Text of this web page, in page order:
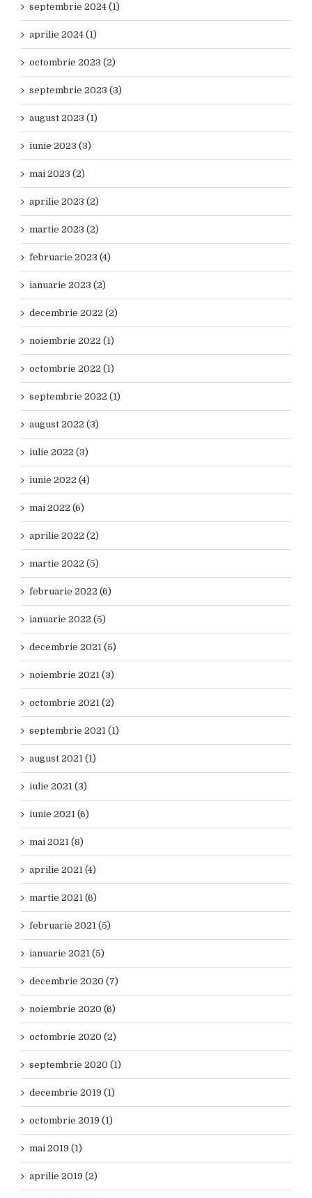
septembrie 2024 (1)
aprilie 2024 (1)
octombrie 2023 (2)
septembrie 2023 (3)
august 2023 (1)
iunie 2023 (3)
mai 2023 (2)
aprilie 2023 (2)
martie 2023 (2)
februarie 2023 (4)
ianuarie 2023 (2)
decembrie 2022 (2)
noiembrie 2022 (1)
octombrie 2022 (1)
septembrie 2022 (1)
august 2022 (3)
iulie 2022 (3)
iunie 2022 (4)
mai 2022 (6)
aprilie 2022 (2)
martie 2022 (5)
februarie 2022 (6)
ianuarie 2022 (5)
decembrie 2021 (5)
noiembrie 2021 (3)
octombrie 2021 (2)
septembrie 2021 (1)
august 2021 (1)
iulie 2021 (3)
iunie 2021 (6)
mai 2021 (8)
aprilie 2021 (4)
martie 2021 (6)
februarie 2021 (5)
ianuarie 2021 (5)
decembrie 2020 (7)
noiembrie 2020 (6)
octombrie 2020 (2)
septembrie 2020 (1)
decembrie 2019 (1)
octombrie 2019 (1)
mai 2019 (1)
aprilie 2019 (2)